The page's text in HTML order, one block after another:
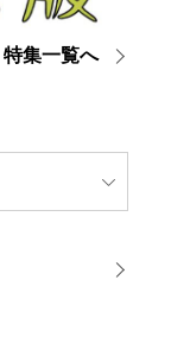
特集一覧へ